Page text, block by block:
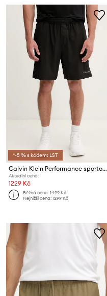
*-5 % s kódem: LST
Calvin Klein Performance sportovní šortky pánské
Aktuální cena:
1229 Kč
Běžná cena:1499 Kč
Nejnižší cena:1299 Kč